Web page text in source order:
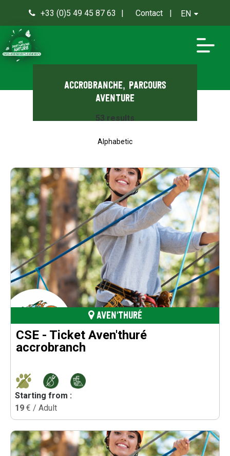
+33 (0)5 49 45 87 63 Contact EN
Accrobranche, Parcours
Aventure
53 results
Alphabetic
CSE - Ticket Aven'thuré
accrobranch
AVEN'THURÉ
Starting from :
19 € / Adult